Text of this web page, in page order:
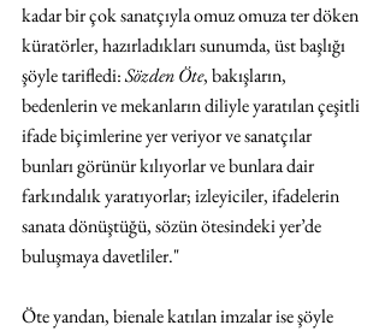
kadar bir çok sanatçıyla omuz omuza ter döken
küratörler, hazırladıkları sunumda, üst başlığı
şöyle tarifledi: Sözden Öte, bakışların,
bedenlerin ve mekanların diliyle yaratılan çeşitli
ifade biçimlerine yer veriyor ve sanatçılar
bunları görünür kılıyorlar ve bunlara dair
farkındalık yaratıyorlar; izleyiciler, ifadelerin
sanata dönüştüğü, sözün ötesindeki yer’de
buluşmaya davetliler."
Öte yandan, bienale katılan imzalar ise şöyle